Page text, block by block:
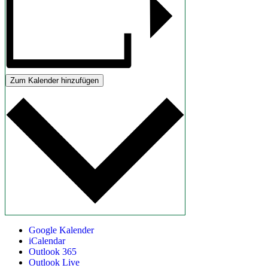
Zum Kalender hinzufügen
Google Kalender
iCalendar
Outlook 365
Outlook Live